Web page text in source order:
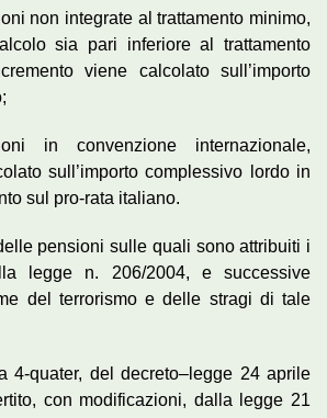
non integrate al trattamento minimo,
sia pari inferiore al trattamento
viene calcolato sull’importo
in convenzione internazionale,
sull’importo complessivo lordo in
sul pro-rata italiano.
pensioni sulle quali sono attribuiti i
legge n. 206/2004, e successive
del terrorismo e delle stragi di tale
4-quater, del decreto–legge 24 aprile
con modificazioni, dalla legge 21